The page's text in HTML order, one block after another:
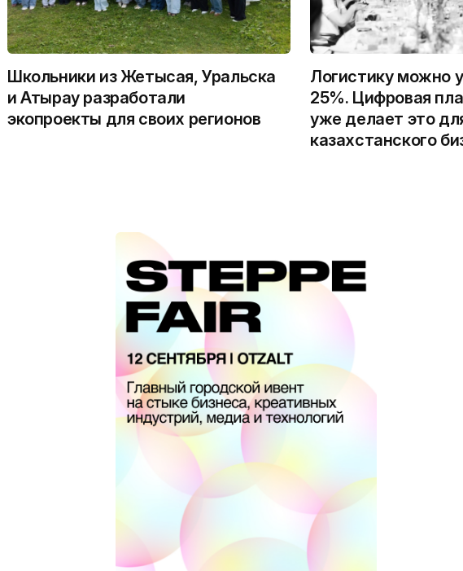
Школьники из Жетысая, Уральска
и Атырау разработали
экопроекты для своих регионов
Логистику можно
25%. Цифровая
уже делает это
казахстанского